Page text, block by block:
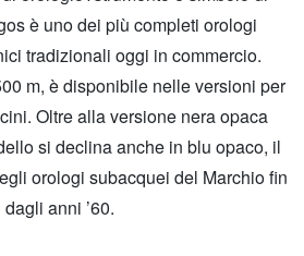
è uno dei più completi orologi
tradizionali oggi in commercio.
m, è disponibile nelle versioni per
Oltre alla versione nera opaca
si declina anche in blu opaco, il
orologi subacquei del Marchio fin
dagli anni ’60.